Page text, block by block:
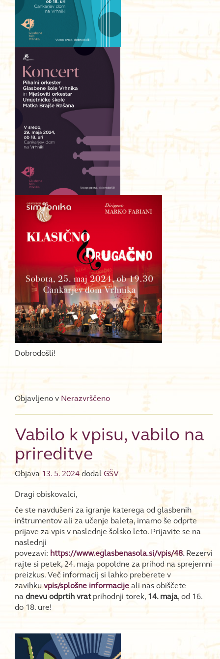
Dobrodošli!
Objavljeno v Nerazvrščeno
Vabilo k vpisu, vabilo na
prireditve
Objava 13. 5. 2024 dodal GŠV
Dragi obiskovalci,
če ste navdušeni za igranje katerega od glasbenih
inštrumentov ali za učenje baleta, imamo še odprte
prijave za vpis v naslednje šolsko leto. Prijavite se na
naslednji
povezavi: https://www.eglasbenasola.si/vpis/48. Rezervi
rajte si petek, 24. maja popoldne za prihod na sprejemni
preizkus. Več informacij si lahko preberete v
zavihkuvpis/splošne informacije ali nas obiščete
na dnevu odprtih vratprihodnji torek, 14. maja, od 16.
do 18. ure!